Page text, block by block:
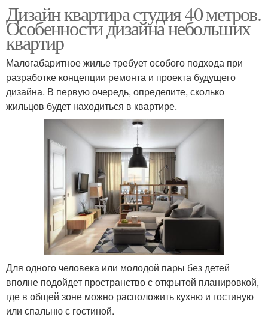
Дизайн квартира студия 40 метров.
Особенности дизайна небольших
квартир
Малогабаритное жилье требует особого подхода при
разработке концепции ремонта и проекта будущего
дизайна. В первую очередь, определите, сколько
жильцов будет находиться в квартире.
Для одного человека или молодой пары без детей
вполне подойдет пространство с открытой планировкой,
где в общей зоне можно расположить кухню и гостиную
или спальню с гостиной.